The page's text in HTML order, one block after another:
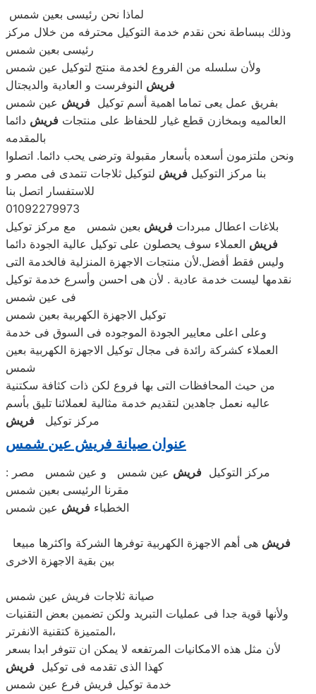
لماذا نحن رئيسى بعين شمس
وذلك ببساطة نحن نقدم خدمة التوكيل محترفه من خلال مركز
رئيسى بعين شمس
ولأن سلسله من الفروع لخدمة منتج لتوكيل عين شمس
فريش النوفرست و العادية والديجتال
بفريق عمل يعى تماما اهمية أسم توكيل فريش عين شمس
العالميه وبمخازن قطع غيار للحفاظ على منتجات فريش دائما
بالمقدمه
ونحن ملتزمون أسعده بأسعار مقبولة وترضى يحب دائما. اتصلوا
بنا مركز التوكيل فريش لتوكيل ثلاجات تتمدى فى مصر و
للاستفسار اتصل بنا
01092279973
بلاغات اعطال مبردات فريش بعين شمس مع مركز توكيل
فريش العملاء سوف يحصلون على توكيل عالية الجودة دائما
وليس فقط أفضل.لأن منتجات الاجهزة المنزلية فالخدمة التى
نقدمها ليست خدمة عادية . لأن هى احسن وأسرع خدمة توكيل
فى عين شمس
توكيل الاجهزة الكهربية بعين شمس
وعلى اعلى معايير الجودة الموجوده فى السوق فى خدمة
العملاء كشركة رائدة فى مجال توكيل الاجهزة الكهربية بعين
شمس
من حيث المحافظات التى بها فروع لكن ذات كثافة سكتنية
عاليه نعمل جاهدين لتقديم خدمة مثالية لعملائنا تليق بأسم
مركز توكيل فريش
عنوان صيانة فريش عين شمس
: مركز التوكيل فريش عين شمس و عين شمس مصر
مقرنا الرئيسى بعين شمس
الخطباء فريش عين شمس
فريش هى أهم الاجهزة الكهربية توفرها الشركة واكثرها مبيعا
بين بقية الاجهزة الاخرى
صيانة ثلاجات فريش عين شمس
ولأنها قوية جدا فى عمليات التبريد ولكن تضمين بعض التقنيات
المتميزة كتقنية الانفرتر،
لأن مثل هذه الامكانيات المرتفعه لا يمكن ان تتوفر ابدا بسعر
كهذا الذى تقدمه فى توكيل فريش
خدمة توكيل فريش فرع عين شمس